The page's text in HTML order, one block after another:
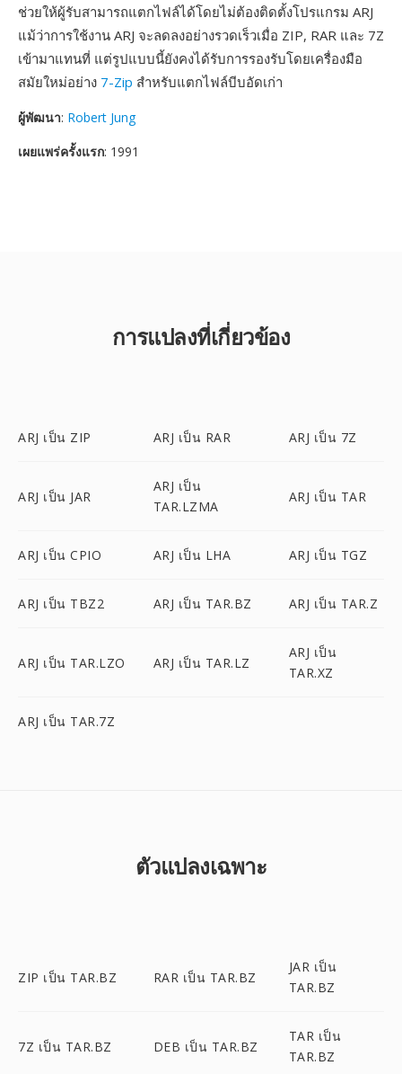
ช่วยให้ผู้รับสามารถแตกไฟล์ได้โดยไม่ต้องติดตั้งโปรแกรม ARJ
แม้ว่าการใช้งาน ARJ จะลดลงอย่างรวดเร็วเมื่อ ZIP, RAR และ 7Z
เข้ามาแทนที่ แต่รูปแบบนี้ยังคงได้รับการรองรับโดยเครื่องมือ
สมัยใหม่อย่าง 7-Zip สำหรับแตกไฟล์บีบอัดเก่า
ผู้พัฒนา: Robert Jung
เผยแพร่ครั้งแรก: 1991
การแปลงที่เกี่ยวข้อง
ARJ เป็น ZIP ARJ เป็น RAR ARJ เป็น 7Z
ARJ เป็น JAR
ARJ เป็น
TAR.LZMA
ARJ เป็น TAR
ARJ เป็น CPIO ARJ เป็น LHA ARJ เป็น TGZ
ARJ เป็น TBZ2 ARJ เป็น TAR.BZ ARJ เป็น TAR.Z
ARJ เป็น TAR.LZO ARJ เป็น TAR.LZ
ARJ เป็น
TAR.XZ
ARJ เป็น TAR.7Z
ตัวแปลงเฉพาะ
ZIP เป็น TAR.BZ RAR เป็น TAR.BZ
JAR เป็น
TAR.BZ
7Z เป็น TAR.BZ DEB เป็น TAR.BZ
TAR เป็น
TAR.BZ